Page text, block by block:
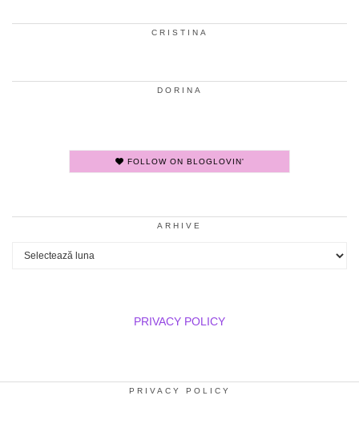
CRISTINA
DORINA
FOLLOW ON BLOGLOVIN'
ARHIVE
Arhive
PRIVACY POLICY
PRIVACY POLICY